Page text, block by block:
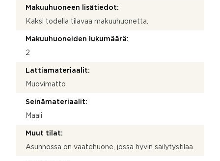
Makuuhuoneen lisätiedot:
Kaksi todella tilavaa makuuhuonetta.
Makuuhuoneiden lukumäärä:
2
Lattiamateriaalit:
Muovimatto
Seinämateriaalit:
Maali
Muut tilat:
Asunnossa on vaatehuone, jossa hyvin säilytystilaa.